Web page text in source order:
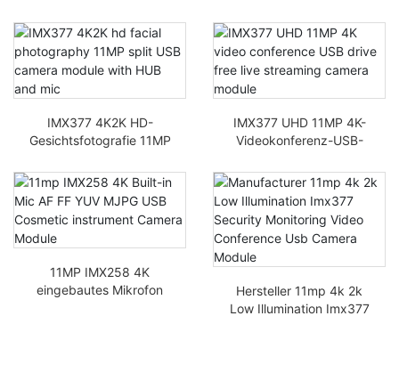
Fi-Dokumenterkennung
Videokonferenz-USB-
Kameramodul
IMX377 4K2K HD-
Gesichtsfotografie 11MP
mit HUB und Mikrofon
IMX377 UHD 11MP 4K-
Videokonferenz-USB-
Live-Streaming-
Kameramodul
11MP IMX258 4K
eingebautes Mikrofon
Hersteller 11mp 4k 2k
Low Illumination Imx377